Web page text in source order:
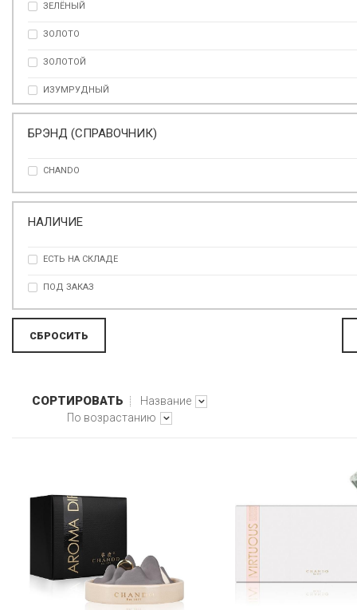
ЗЕЛЁНЫЙ
ЗОЛОТО
ЗОЛОТОЙ
ИЗУМРУДНЫЙ
КОРИЧНЕВЫЙ
РОЗОВЫЙ
СЕРЕБРО
СЕРЫЙ
СЕРЫЙ
ЧЕРНЫЙ
БРЭНД (СПРАВОЧНИК)
CHANDO
НАЛИЧИЕ
ЕСТЬ НА СКЛАДЕ
ПОД ЗАКАЗ
СОРТИРОВАТЬ
Название
По возрастанию